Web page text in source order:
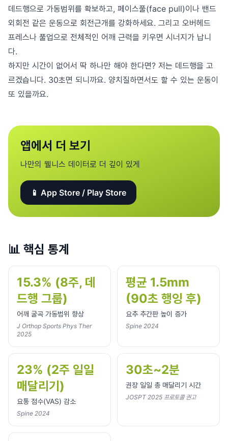
데드행으로 가동범위를 확보하고, 페이스풀(face pull)이나 밴드
외회전 같은 운동으로 회전근개를 강화하세요. 그리고 오버헤드
프레스나 풀업으로 전체적인 어깨 근력을 키우면 시너지가 납니
다.
하지만 시간이 없어서 딱 하나만 해야 한다면? 저는 데드행을 고
르겠습니다. 30초면 되니까요. 양치질하면서도 할 수 있는 운동이
또 있을까요.
앱에서 더 보기
나만의 웰니스 데이터로 더 깊이 있게
📱 App Store / Play Store
📊 핵심 통계
15.3% (8주, 데
드행 그룹)
어깨 굴곡 가동범위 향상
J Orthop Sports Phys Ther
2025
평균 1.5mm
(90초 행잉 후)
요추 추간판 높이 증가
Spine 2024
23% (2주 일일
매달리기)
요통 점수(VAS) 감소
Spine 2024
30초~2분
권장 일일 총 매달리기 시간
JOSPT 2025 프로토콜 권고